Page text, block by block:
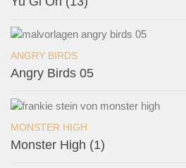
ANGRY BIRDS
Angry Birds 05
MONSTER HIGH
Monster High (1)